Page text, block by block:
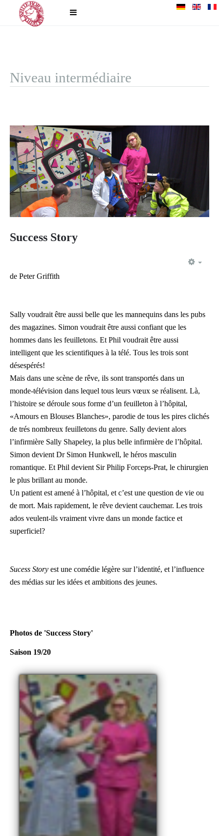
Niveau intermédiaire
Success Story
de Peter Griffith
Sally voudrait être aussi belle que les mannequins dans les pubs
des magazines. Simon voudrait être aussi confiant que les
hommes dans les feuilletons. Et Phil voudrait être aussi
intelligent que les scientifiques à la télé. Tous les trois sont
désespérés!
Mais dans une scène de rêve, ils sont transportés dans un
monde-télévision dans lequel tous leurs vœux se réalisent. Là,
l’histoire se déroule sous forme d’un feuilleton à l’hôpital,
«Amours en Blouses Blanches», parodie de tous les pires clichés
de trés nombreux feuilletons du genre. Sally devient alors
l’infirmière Sally Shapeley, la plus belle infirmière de l’hôpital.
Simon devient Dr Simon Hunkwell, le héros masculin
romantique. Et Phil devient Sir Philip Forceps-Prat, le chirurgien
le plus brillant au monde.
Un patient est amené à l’hôpital, et c’est une question de vie ou
de mort. Mais rapidement, le rêve devient cauchemar. Les trois
ados veulent-ils vraiment vivre dans un monde factice et
superficiel?
Sucess Story est une comédie légère sur l’identité, et l’influence
des médias sur les idées et ambitions des jeunes.
Photos de 'Success Story'
Saison 19/20